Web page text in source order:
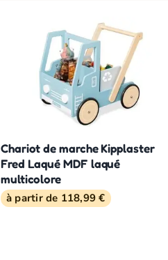
Chariot de marche Kipplaster
Fred Laqué MDF laqué
multicolore
à partir de 118,99 €